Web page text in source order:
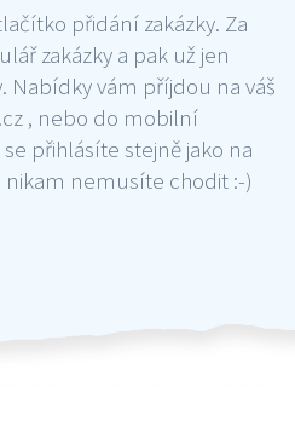
přidání zakázky. Za
zakázky a pak už jen
vám příjdou na váš
, nebo do mobilní
přihlásíte stejně jako na
nikam nemusíte chodit :-)